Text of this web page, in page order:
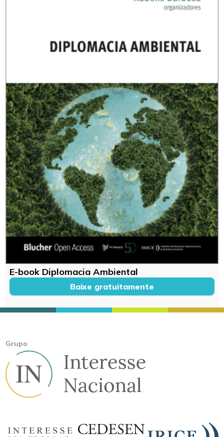
E-book Diplomacia Ambiental
Baixe gratuitamente
Grupo